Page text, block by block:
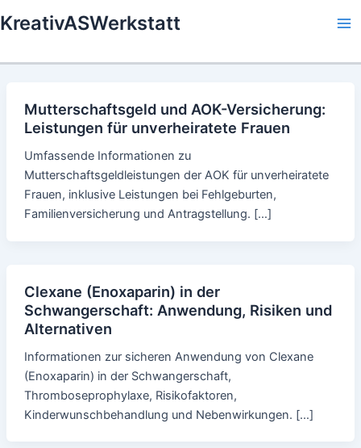
to
KreativASWerkstatt
Mutterschaftsgeld und AOK-Versicherung:
Leistungen für unverheiratete Frauen
Umfassende Informationen zu
Mutterschaftsgeldleistungen der AOK für unverheiratete
Frauen, inklusive Leistungen bei Fehlgeburten,
Familienversicherung und Antragstellung. […]
Clexane (Enoxaparin) in der
Schwangerschaft: Anwendung, Risiken und
Alternativen
Informationen zur sicheren Anwendung von Clexane
(Enoxaparin) in der Schwangerschaft,
Thromboseprophylaxe, Risikofaktoren,
Kinderwunschbehandlung und Nebenwirkungen. […]